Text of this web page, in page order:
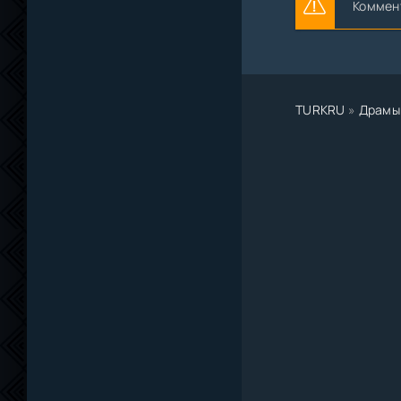
TURKRU » Драмы